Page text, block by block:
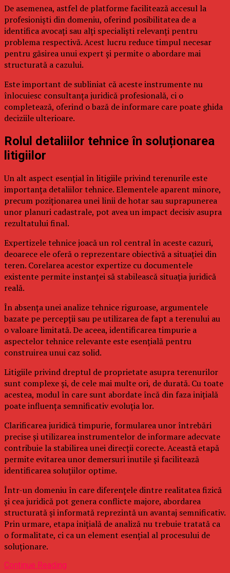
De asemenea, astfel de platforme facilitează accesul la
profesioniști din domeniu, oferind posibilitatea de a
identifica avocați sau alți specialiști relevanți pentru
problema respectivă. Acest lucru reduce timpul necesar
pentru găsirea unui expert și permite o abordare mai
structurată a cazului.
Este important de subliniat că aceste instrumente nu
înlocuiesc consultanța juridică profesională, ci o
completează, oferind o bază de informare care poate ghida
deciziile ulterioare.
Rolul detaliilor tehnice în soluționarea
litigiilor
Un alt aspect esențial în litigiile privind terenurile este
importanța detaliilor tehnice. Elementele aparent minore,
precum poziționarea unei linii de hotar sau suprapunerea
unor planuri cadastrale, pot avea un impact decisiv asupra
rezultatului final.
Expertizele tehnice joacă un rol central în aceste cazuri,
deoarece ele oferă o reprezentare obiectivă a situației din
teren. Corelarea acestor expertize cu documentele
existente permite instanței să stabilească situația juridică
reală.
În absența unei analize tehnice riguroase, argumentele
bazate pe percepții sau pe utilizarea de fapt a terenului au
o valoare limitată. De aceea, identificarea timpurie a
aspectelor tehnice relevante este esențială pentru
construirea unui caz solid.
Litigiile privind dreptul de proprietate asupra terenurilor
sunt complexe și, de cele mai multe ori, de durată. Cu toate
acestea, modul în care sunt abordate încă din faza inițială
poate influența semnificativ evoluția lor.
Clarificarea juridică timpurie, formularea unor întrebări
precise și utilizarea instrumentelor de informare adecvate
contribuie la stabilirea unei direcții corecte. Această etapă
permite evitarea unor demersuri inutile și facilitează
identificarea soluțiilor optime.
Într-un domeniu în care diferențele dintre realitatea fizică
și cea juridică pot genera conflicte majore, abordarea
structurată și informată reprezintă un avantaj semnificativ.
Prin urmare, etapa inițială de analiză nu trebuie tratată ca
o formalitate, ci ca un element esențial al procesului de
soluționare.
Continue Reading